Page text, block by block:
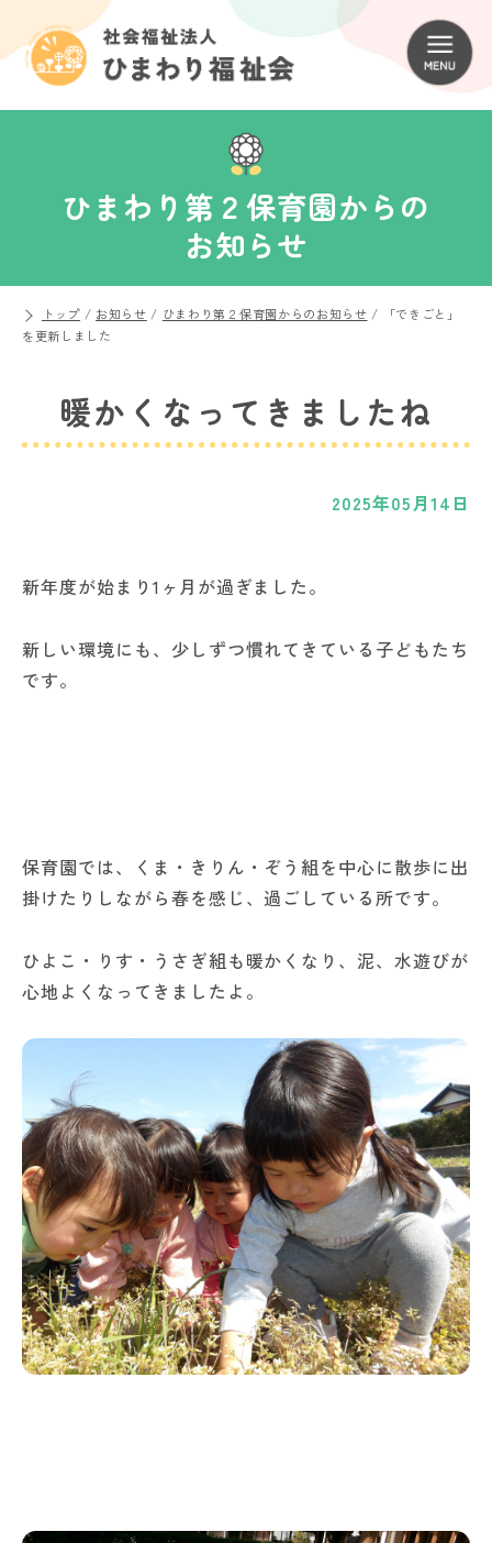
ひまわり第２保育園からの
お知らせ
トップ / お知らせ / ひまわり第２保育園からのお知らせ /
「できごと」
を更新しました
暖かくなってきましたね
2025年05月14日
新年度が始まり1ヶ月が過ぎました。
新しい環境にも、少しずつ慣れてきている子どもたち
です。
保育園では、くま・きりん・ぞう組を中心に散歩に出
掛けたりしながら春を感じ、過ごしている所です。
ひよこ・りす・うさぎ組も暖かくなり、泥、水遊びが
心地よくなってきましたよ。